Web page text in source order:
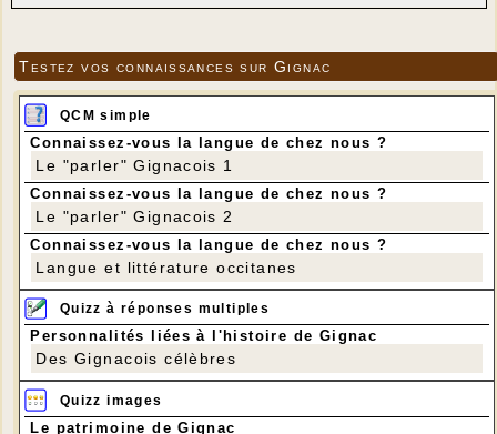
comme de véritables desserts de fête,
préparées avec soin, générosité, et passion
mêlant gourmandise et équilibre.🤌
- Bûche “Exotique & Tonka” 37€
Une composition parfumée, construite autour de
notes acidulées et de fraîcheur, idéal pour finir
le repas tout en légèreté :
• Moelleux madeleine miel–citron, aux arômes
délicats
• Ganache montée à la fève de Tonka, douce et
enveloppante
• Gelée passion–mangue à la vanille de
Madagascar, d’une grande fraîcheur
• Insert ananas / citron / passion, pour une
intensité fruitée 🥭
Testez vos connaissances sur Gignac
QCM simple
Connaissez-vous la langue de chez nous ?
Le "parler" Gignacois 1
Connaissez-vous la langue de chez nous ?
Le "parler" Gignacois 2
Connaissez-vous la langue de chez nous ?
Langue et littérature occitanes
Quizz à réponses multiples
Personnalités liées à l'histoire de Gignac
Des Gignacois célèbres
Quizz images
Le patrimoine de Gignac